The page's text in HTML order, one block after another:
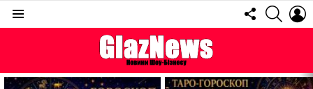
FOLLOW
US
ОСТАННІ